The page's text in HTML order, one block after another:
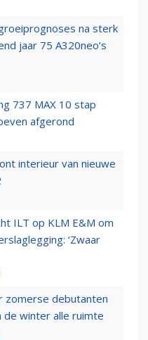
na sterk
jaar 75 A320neo’s
737 MAX 10 stap
afgerond
interieur van nieuwe
ILT op KLM E&M om
‘Zwaar
zomerse debutanten
de winter alle ruimte